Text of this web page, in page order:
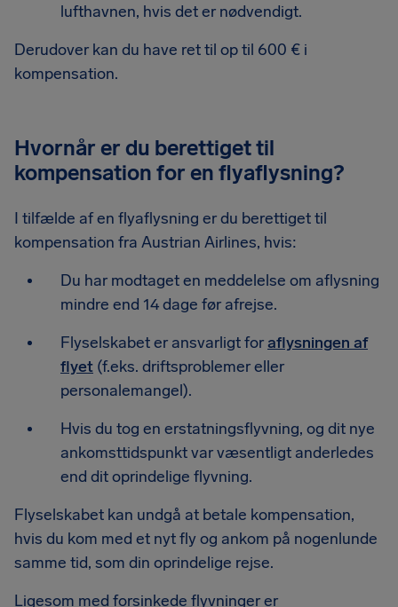
lufthavnen, hvis det er nødvendigt.
Derudover kan du have ret til op til 600 € i
kompensation.
Hvornår er du berettiget til
kompensation for en flyaflysning?
I tilfælde af en flyaflysning er du berettiget til
kompensation fra Austrian Airlines, hvis:
Du har modtaget en meddelelse om aflysning
mindre end 14 dage før afrejse.
Flyselskabet er ansvarligt foraflysningen af
flyet (f.eks. driftsproblemer eller
personalemangel).
Hvis du tog en erstatningsflyvning, og dit nye
ankomsttidspunkt var væsentligt anderledes
end dit oprindelige flyvning.
Flyselskabet kan undgå at betale kompensation,
hvis du kom med et nyt fly og ankom på nogenlunde
samme tid, som din oprindelige rejse.
Ligesom med forsinkede flyvninger er